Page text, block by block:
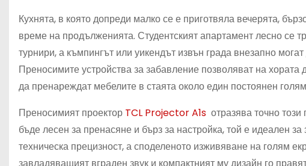
Кухнята, в която допреди малко се е приготвяла вечерята,
време на продълженията. Студентският апартамент лесно
турнири, а къмпингът или уикендът извън града внезапно
Преносимите устройства за забавление позволяват на
да пренареждат мебелите в стаята около един постоянен
Преносимият проектор TCL Projector A1s отразява точно
бъде лесен за пренасяне и бърз за настройка, той е идеален
техническа прецизност, а споделеното изживяване на голям